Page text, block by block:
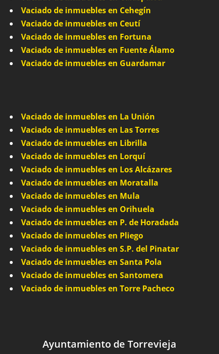
Vaciado de inmuebles en Cehegín
Vaciado de inmuebles en Ceutí
Vaciado de inmuebles en Fortuna
Vaciado de inmuebles en Fuente Álamo
Vaciado de inmuebles en Guardamar
Vaciado de inmuebles en La Unión
Vaciado de inmuebles en Las Torres
Vaciado de inmuebles en Librilla
Vaciado de inmuebles en Lorquí
Vaciado de inmuebles en Los Alcázares
Vaciado de inmuebles en Moratalla
Vaciado de inmuebles en Mula
Vaciado de inmuebles en Orihuela
Vaciado de inmuebles en P. de Horadada
Vaciado de inmuebles en Pliego
Vaciado de inmuebles en S.P. del Pinatar
Vaciado de inmuebles en Santa Pola
Vaciado de inmuebles en Santomera
Vaciado de inmuebles en Torre Pacheco
Ayuntamiento de Torrevieja